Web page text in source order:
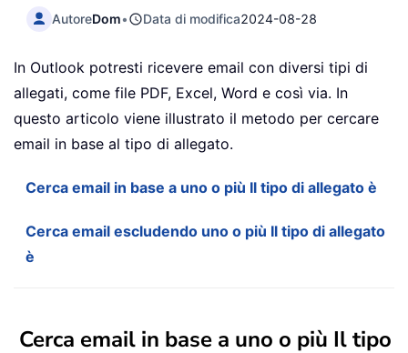
AutoreDom• Data di modifica2024-08-28
In Outlook potresti ricevere email con diversi tipi di
allegati, come file PDF, Excel, Word e così via. In
questo articolo viene illustrato il metodo per cercare
email in base al tipo di allegato.
Cerca email in base a uno o più Il tipo di allegato è
Cerca email escludendo uno o più Il tipo di allegato
è
Cerca email in base a uno o più Il tipo